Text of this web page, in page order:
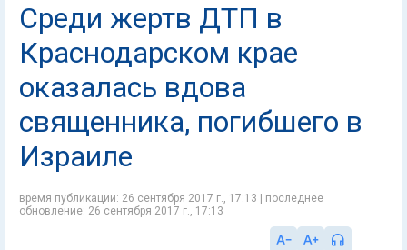
Среди жертв ДТП в
Краснодарском крае
оказалась вдова
священника, погибшего в
Израиле
время публикации: 26 сентября 2017 г., 17:13 | последнее
обновление: 26 сентября 2017 г., 17:13